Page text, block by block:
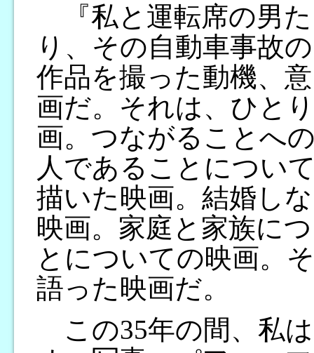
『私と運転席の男
り、その自動車事故
作品を撮った動機、
画だ。それは、ひと
画。つながることへ
人であることについ
描いた映画。結婚し
映画。家庭と家族に
とについての映画。
語った映画だ。
この35年の間、私